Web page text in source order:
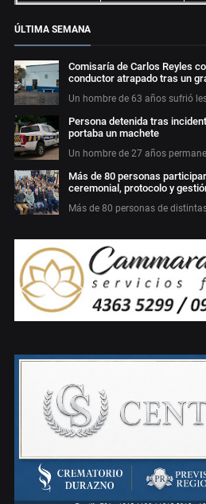
ÚLTIMA SEMANA
Comisaría de Carlos Reyles
conductor atrapado tras un
Un hombre de 63 años sufrió
Persona detenida tras
portaba un machete
Un hombre de 27 años
Más de 80 personas
ceremonial, protocolo y
Más de 80 personas de